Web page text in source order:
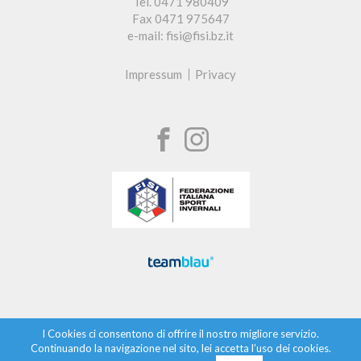
Fax 0471 975647
e-mail: fisi@fisi.bz.it
Impressum Privacy
I Cookies ci consentono di offrire il nostro migliore servizio.
Continuando la navigazione nel sito, lei accetta l’uso dei cookies.